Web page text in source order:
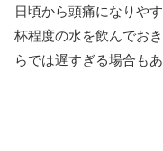
日頃から頭痛になりや
杯程度の水を飲んでお
らでは遅すぎる場合も